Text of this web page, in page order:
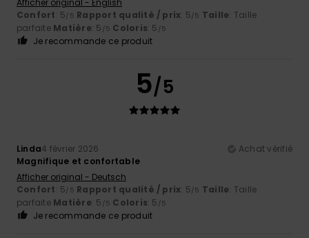
Confort: 5/5 Rapport qualité / prix: 5/5 Taille: Taille
parfaite Matière: 5 /5 Coloris: 5 /5
Je recommande ce produit
5/5
Linda4 février 2026
Achat vérifié
Magnifique et confortable
Afficher original - Deutsch
Confort: 5/5 Rapport qualité / prix: 5/5 Taille: Taille
parfaite Matière: 5 /5 Coloris: 5 /5
Je recommande ce produit